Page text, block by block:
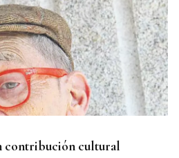
contribución cultural